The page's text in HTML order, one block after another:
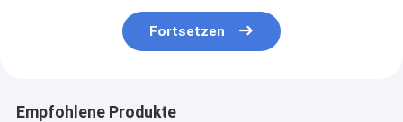
Fortsetzen
Empfohlene Produkte